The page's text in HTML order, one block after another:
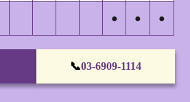
● ● ●
📞03-6909-1114